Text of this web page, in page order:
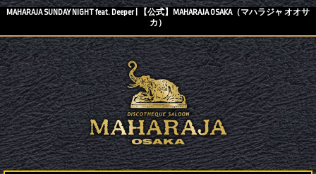
MAHARAJA SUNDAY NIGHT feat. Deeper | 【公式】MAHARAJA OSAKA（マハラジャ オオサ
カ）